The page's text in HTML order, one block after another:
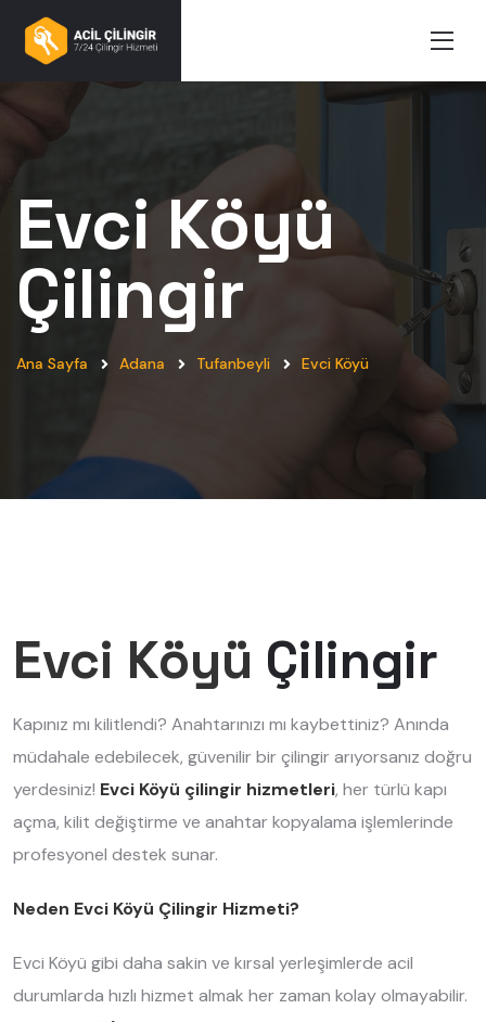
Evci Köyü
Çilingir
Ana Sayfa Adana Tufanbeyli Evci Köyü
Evci Köyü Çilingir
Kapınız mı kilitlendi? Anahtarınızı mı kaybettiniz? Anında
müdahale edebilecek, güvenilir bir çilingir arıyorsanız doğru
yerdesiniz! Evci Köyü çilingir hizmetleri, her türlü kapı
açma, kilit değiştirme ve anahtar kopyalama işlemlerinde
profesyonel destek sunar.
Neden Evci Köyü Çilingir Hizmeti?
Evci Köyü gibi daha sakin ve kırsal yerleşimlerde acil
durumlarda hızlı hizmet almak her zaman kolay olmayabilir.